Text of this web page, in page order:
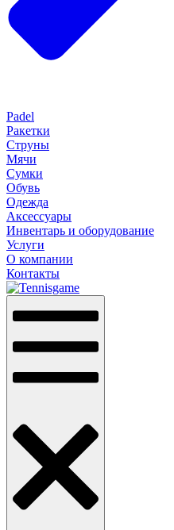
Padel
Ракетки
Струны
Мячи
Сумки
Обувь
Одежда
Аксессуары
Инвентарь и оборудование
Услуги
О компании
Контакты